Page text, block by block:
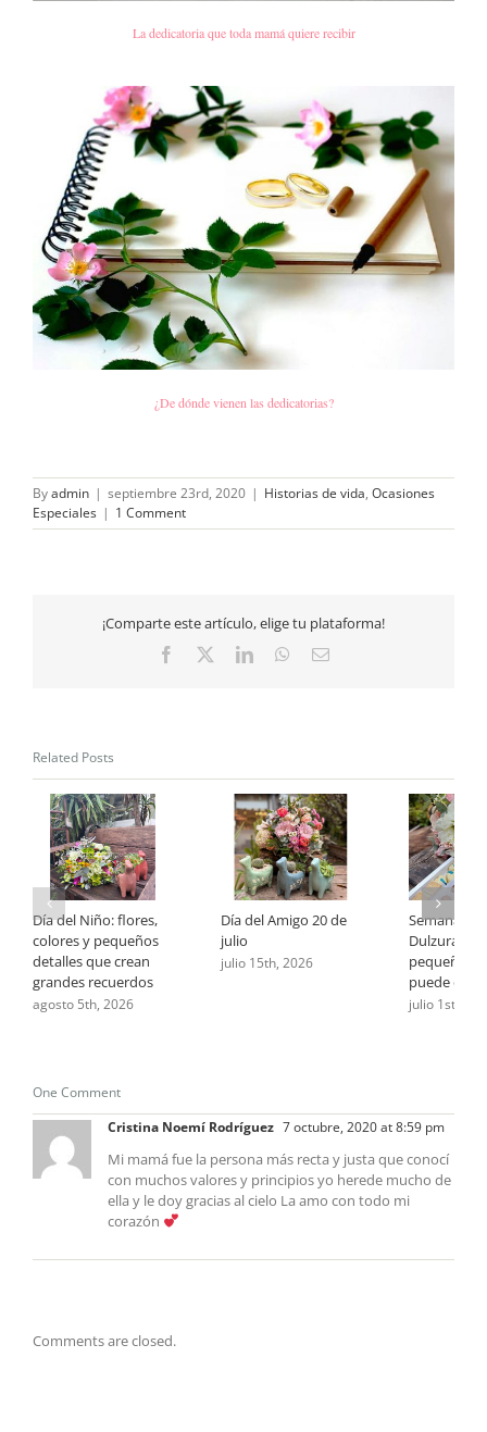
La dedicatoria que toda mamá quiere recibir
¿De dónde vienen las dedicatorias?
Byadmin | septiembre 23rd, 2020 | Historias de vida, Ocasiones
Especiales | 1 Comment
¡Comparte este artículo, elige tu plataforma!
Facebook LinkedInWhatsApp
Email
Related Posts
Día del Niño: flores,
colores y pequeños
detalles que crean
grandes recuerdos
agosto 5th, 2026
Día del Amigo 20 de
julio
julio 15th, 2026
Semana de
Dulzura:
pequeño
puede
julio 1st,
One Comment
Cristina Noemí Rodríguez 7 octubre, 2020 at 8:59 pm
Mi mamá fue la persona más recta y justa que conocí
con muchos valores y principios yo herede mucho de
ella y le doy gracias al cielo La amo con todo mi
corazón
Comments are closed.